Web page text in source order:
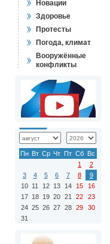
Новации
Здоровье
Протесты
Погода, климат
Вооружённые
конфликты
Пн Вт Ср Чт Пт Сб Вс
1
2
3
4 5 6 7 8
9
10 11 12 13 14 15
16
17 18 19 20 21 22
23
24 25 26 27 28 29
30
31